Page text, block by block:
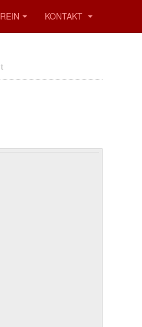
KONTAKT